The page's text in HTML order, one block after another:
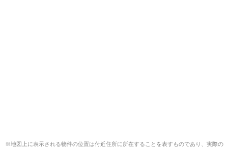
※地図上に表示される物件の位置は付近住所に所在することを表すものであり、実際の